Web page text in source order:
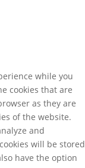
while you
cookies that are
as they are
of the website.
and
will be stored
have the option